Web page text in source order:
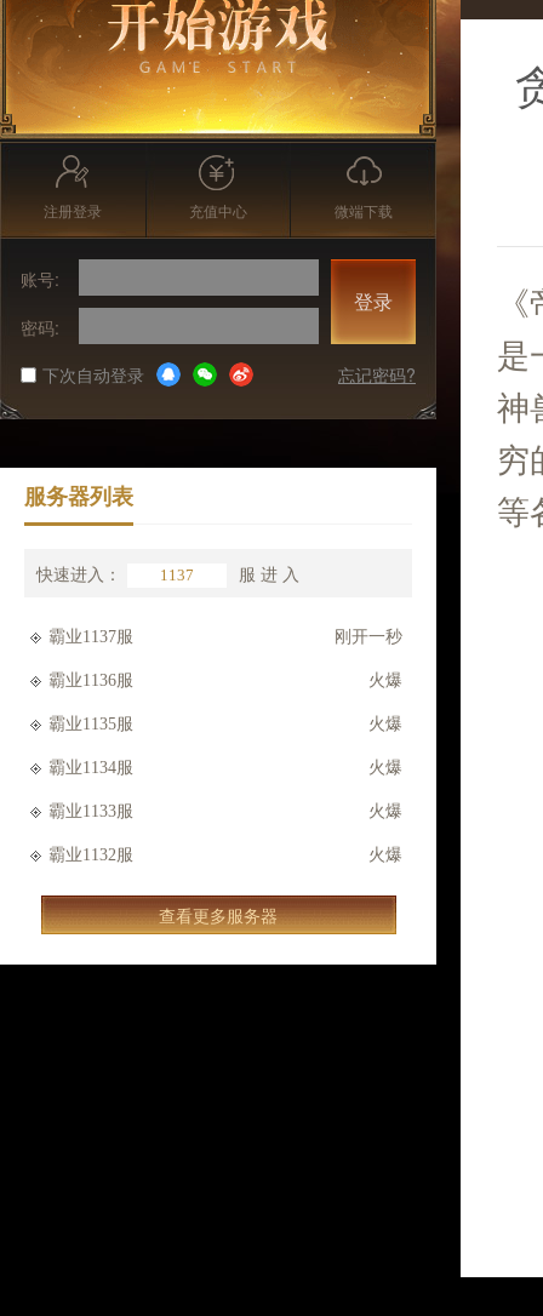
注册登录 充值中心 微端下载
账号:
密码:
登录
下次自动登录 忘记密码?
服务器列表
快速进入： 服 进 入
霸业1137服 刚开一秒
霸业1136服 火爆
霸业1135服 火爆
霸业1134服 火爆
霸业1133服 火爆
霸业1132服 火爆
查看更多服务器
是
神
穷
等